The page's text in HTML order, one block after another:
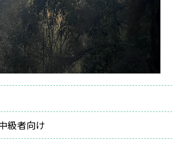
級者向け